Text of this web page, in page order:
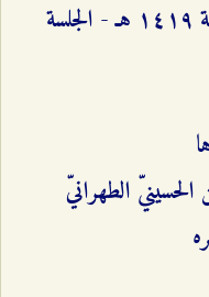
شرح دعاء أبي حمزة الثمالي - سنة ۱٤۱٩ هـ - الجلسة
الحسينيّ الطهرانيّ